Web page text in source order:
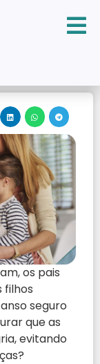
os pais
filhos
seguro
que as
evitando